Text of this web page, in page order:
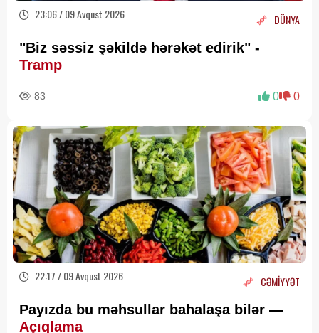
23:06 / 09 Avqust 2026 DÜNYA
"Biz səssiz şəkildə hərəkət edirik" -
Tramp
83 0 0
22:17 / 09 Avqust 2026 CƏMİYYƏT
Payızda bu məhsullar bahalaşa bilər —
Açıqlama